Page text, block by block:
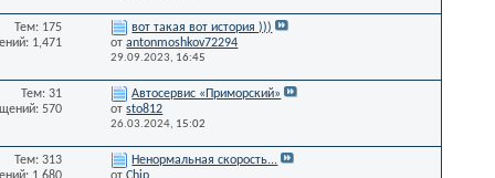
Тем: 175
1,471
вот такая вот история )))
отantonmoshkov72294
29.09.2023, 16:45
Тем: 31
570
Автосервис «Приморский»
отsto812
26.03.2024, 15:02
Тем: 313
Ненормальная скорость...